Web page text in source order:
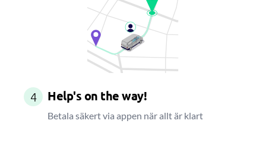
4 Help's on the way!
Betala säkert via appen när allt är klart